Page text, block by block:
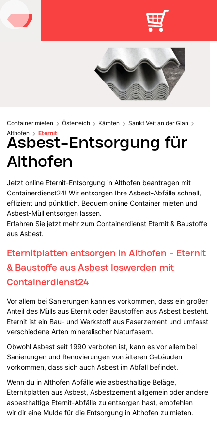
Container mieten Österreich Kärnten
Sankt Veit an der Glan
Althofen
Eternit
Asbest-Entsorgung für
Althofen
Jetzt online Eternit-Entsorgung in Althofen beantragen mit
Containerdienst24! Wir entsorgen Ihre Asbest-Abfälle schnell,
effizient und pünktlich. Bequem online Container mieten und
Asbest-Müll entsorgen lassen.
Erfahren Sie jetzt mehr zum Containerdienst Eternit & Baustoffe
aus Asbest.
Eternitplatten entsorgen in Althofen - Eternit
& Baustoffe aus Asbest loswerden mit
Containerdienst24
Vor allem bei Sanierungen kann es vorkommen, dass ein großer
Anteil des Mülls aus Eternit oder Baustoffen aus Asbest besteht.
Eternit ist ein Bau- und Werkstoff aus Faserzement und umfasst
verschiedene Arten mineralischer Naturfasern.
Obwohl Asbest seit 1990 verboten ist, kann es vor allem bei
Sanierungen und Renovierungen von älteren Gebäuden
vorkommen, dass sich auch Asbest im Abfall befindet.
Wenn du in Althofen Abfälle wie asbesthaltige Beläge,
Eternitplatten aus Asbest, Asbestzement allgemein oder andere
asbesthaltige Eternit-Abfälle zu entsorgen hast, empfehlen
wir dir eine Mulde für die Entsorgung in Althofen zu mieten.